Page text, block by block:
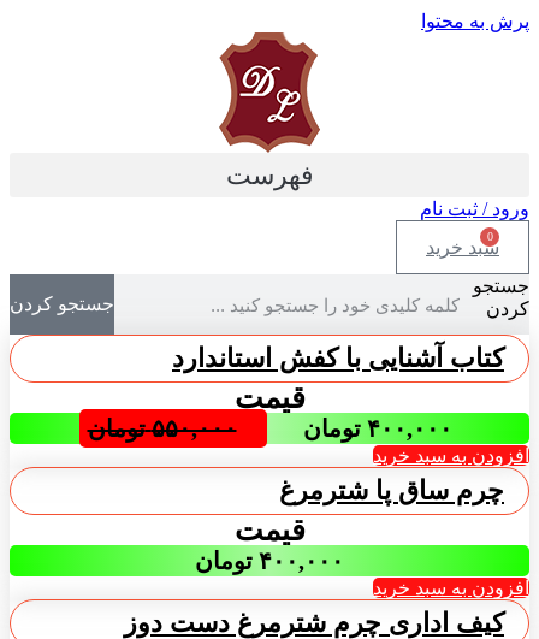
پرش به محتوا
فهرست
ورود / ثبت نام
0
سبد خرید
جستجو
کردن
جستجو کردن
کتاب آشنایی با کفش استاندارد
قیمت
۵۵۰,۰۰۰ تومان ۴۰۰,۰۰۰ تومان
افزودن به سبد خرید
چرم ساق پا شترمرغ
قیمت
۴۰۰,۰۰۰ تومان
افزودن به سبد خرید
کیف اداری چرم شترمرغ دست دوز